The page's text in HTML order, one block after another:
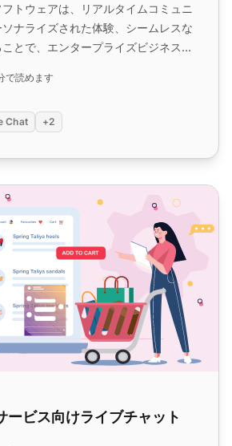
トウェアは、リアルタイムコミュニ
ナライズされた体験、シームレスな
とで、エンタープライズビジネスの
度を向上させます。...
で読めます
Chat +2
けライブチャット
ービス向けライブチャット